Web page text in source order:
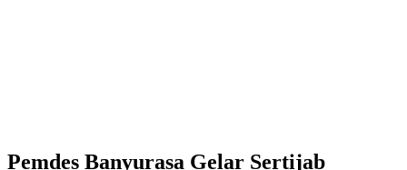
Pemdes Banyurasa Gelar Sertijab